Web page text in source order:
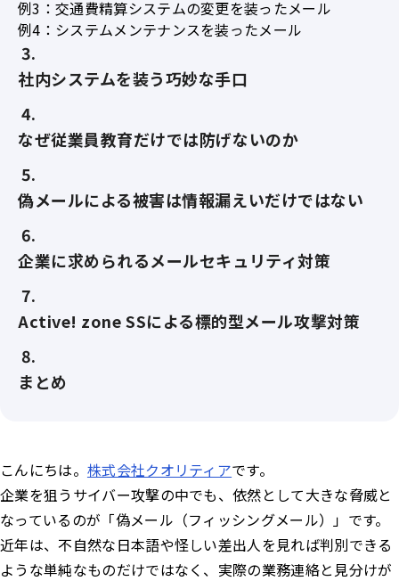
例3：交通費精算システムの変更を装ったメール
例4：システムメンテナンスを装ったメール
社内システムを装う巧妙な手口
なぜ従業員教育だけでは防げないのか
偽メールによる被害は情報漏えいだけではない
企業に求められるメールセキュリティ対策
Active! zone SSによる標的型メール攻撃対策
まとめ
こんにちは。 株式会社クオリティアです。
企業を狙うサイバー攻撃の中でも、依然として大きな脅威と
なっているのが「偽メール（フィッシングメール）」です。
近年は、不自然な日本語や怪しい差出人を見れば判別できる
ような単純なものだけではなく、実際の業務連絡と見分けが